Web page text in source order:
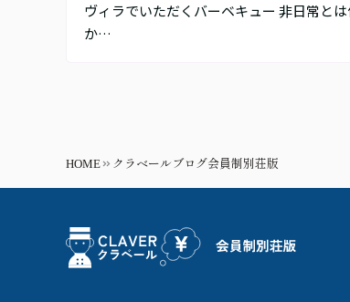
ヴィラでいただくバーベキュー 非日常と
か…
HOME クラベールブログ会員制別荘版